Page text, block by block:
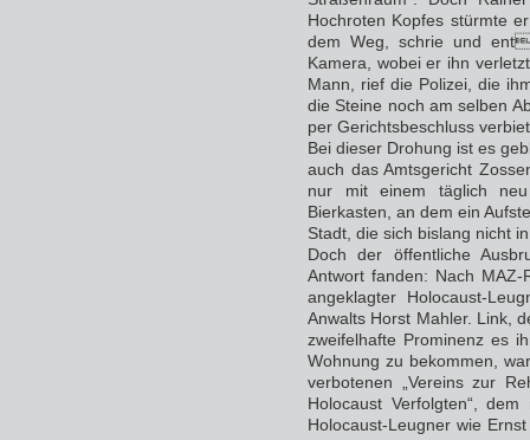
Hochroten Kopfes stürmte
dem Weg, schrie und
Kamera, wobei er ihn
Mann, rief die Polizei, die
die Steine noch am selben
per Gerichtsbeschluss
Bei dieser Drohung ist es
auch das Amtsgericht
nur mit einem täglich
Bierkasten, an dem ein
Stadt, die sich bislang nicht
Doch der öffentliche
Antwort fanden: Nach
angeklagter Holocaust-
Anwalts Horst Mahler. Link,
zweifelhafte Prominenz es
Wohnung zu bekommen,
verbotenen „Vereins zur
Holocaust Verfolgten“,
Holocaust-Leugner wie